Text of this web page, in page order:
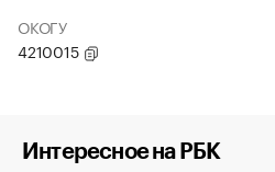
ОКОГУ
4210015
Интересное на РБК